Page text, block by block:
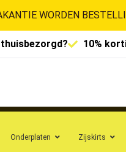
WORDEN
10%
Onderplaten Zijskirts